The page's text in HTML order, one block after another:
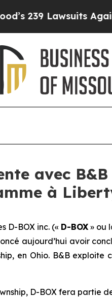
Lawsuits Against
avec
à
D-BOX inc. (« D-BOX » ou
aujourd’hui avoir
en Ohio. B&B
D-BOX fera partie